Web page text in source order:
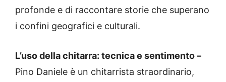
profonde e di raccontare storie che superano
i confini geografici e culturali.
L’uso della chitarra: tecnica e sentimento –
Pino Daniele è un chitarrista straordinario,